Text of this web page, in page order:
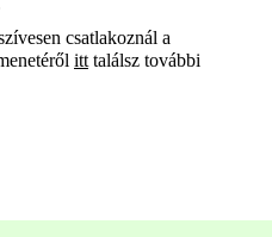
csatlakoznál a
itt találsz további